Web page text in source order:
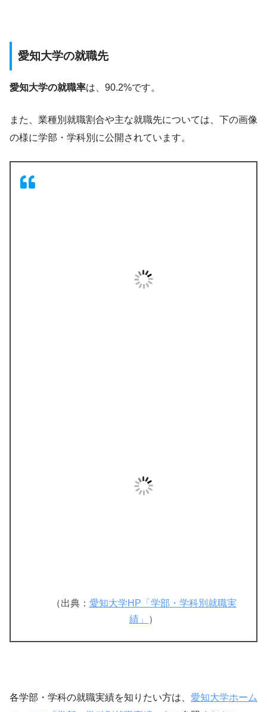
愛知大学の就職先
愛知大学の就職率は、90.2%です。
また、業種別就職割合や主な就職先については、下の画像
の様に学部・学科別に公開されています。
（出典： 愛知大学HP「学部・学科別就職実
績」
）
各学部・学科の就職実績を知りたい方は、 愛知大学ホーム